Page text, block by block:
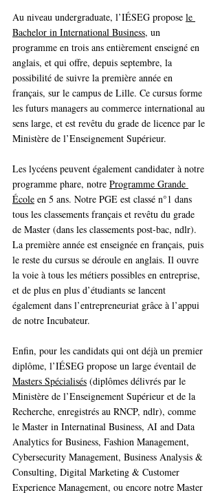
Au niveau undergraduate, l’IÉSEG propose le
Bachelor in International Business, un
programme en trois ans entièrement enseigné en
anglais, et qui offre, depuis septembre, la
possibilité de suivre la première année en
français, sur le campus de Lille. Ce cursus forme
les futurs managers au commerce international au
sens large, et est revêtu du grade de licence par le
Ministère de l’Enseignement Supérieur.
Les lycéens peuvent également candidater à notre
programme phare, notre Programme Grande
École en 5 ans. Notre PGE est classé n°1 dans
tous les classements français et revêtu du grade
de Master (dans les classements post-bac, ndlr).
La première année est enseignée en français, puis
le reste du cursus se déroule en anglais. Il ouvre
la voie à tous les métiers possibles en entreprise,
et de plus en plus d’étudiants se lancent
également dans l’entrepreneuriat grâce à l’appui
de notre Incubateur.
Enfin, pour les candidats qui ont déjà un premier
diplôme, l’IÉSEG propose un large éventail de
Masters Spécialisés (diplômes délivrés par le
Ministère de l’Enseignement Supérieur et de la
Recherche, enregistrés au RNCP, ndlr), comme
le Master in Internatinal Business, AI and Data
Analytics for Business, Fashion Management,
Cybersecurity Management, Business Analysis &
Consulting, Digital Marketing & Customer
Experience Management, ou encore notre Master